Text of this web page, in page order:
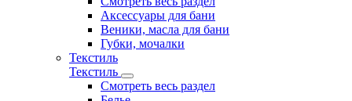
Аксессуары для бани
Веники, масла для бани
Губки, мочалки
Текстиль
Текстиль
Смотреть весь раздел